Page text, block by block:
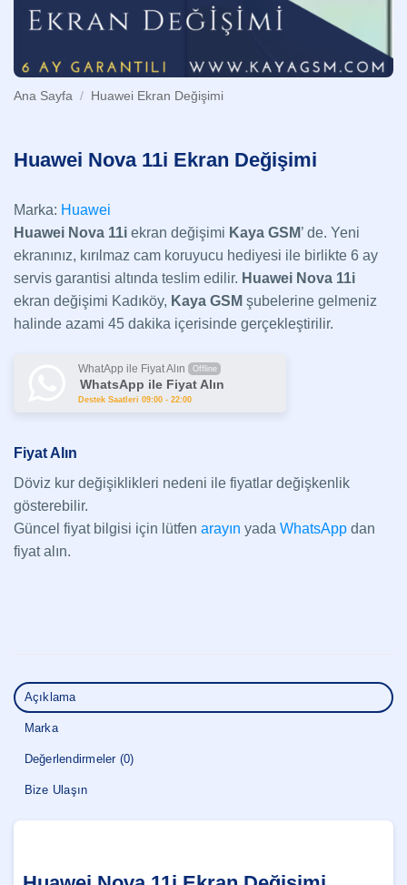
Ana Sayfa / Huawei Ekran Değişimi
Huawei Nova 11i Ekran Değişimi
Marka: Huawei
Huawei Nova 11i ekran değişimi Kaya GSM’ de. Yeni
ekranınız, kırılmaz cam koruyucu hediyesi ile birlikte 6 ay
servis garantisi altında teslim edilir. Huawei Nova 11i
ekran değişimi Kadıköy, Kaya GSM şubelerine gelmeniz
halinde azami 45 dakika içerisinde gerçekleştirilir.
WhatApp ile Fiyat Alın Offline
WhatsApp ile Fiyat Alın
Destek Saatleri 09:00 - 22:00
Fiyat Alın
Döviz kur değişiklikleri nedeni ile fiyatlar değişkenlik
gösterebilir.
Güncel fiyat bilgisi için lütfen arayın yada WhatsApp dan
fiyat alın.
Açıklama
Marka
Değerlendirmeler (0)
Bize Ulaşın